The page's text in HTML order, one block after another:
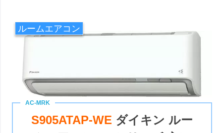
ルームエアコン
S905ATAP-WE ダイキン ルー